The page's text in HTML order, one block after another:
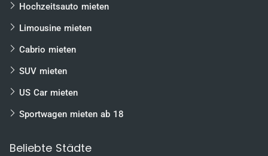
Hochzeitsauto mieten
Limousine mieten
Cabrio mieten
SUV mieten
US Car mieten
Sportwagen mieten ab 18
Beliebte Städte